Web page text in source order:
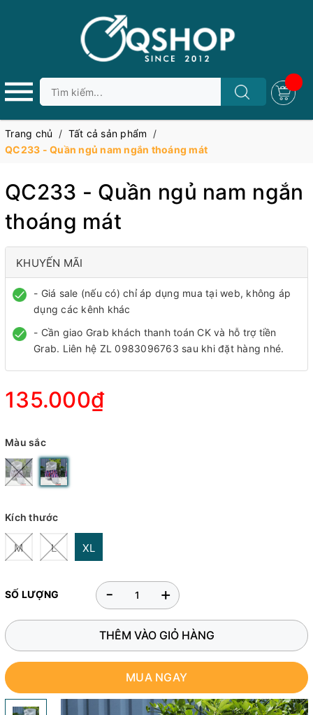
Trang chủ / Tất cả sản phẩm
/
QC233 - Quần ngủ nam ngắn thoáng mát
QC233 - Quần ngủ nam ngắn
thoáng mát
KHUYẾN MÃI
- Giá sale (nếu có) chỉ áp dụng mua tại web, không áp
dụng các kênh khác
- Cần giao Grab khách thanh toán CK và hỗ trợ tiền
Grab. Liên hệ ZL 0983096763 sau khi đặt hàng nhé.
135.000₫
Màu sắc
Kích thước
M L XL
SỐ LƯỢNG +
-
THÊM VÀO GIỎ HÀNG
MUA NGAY